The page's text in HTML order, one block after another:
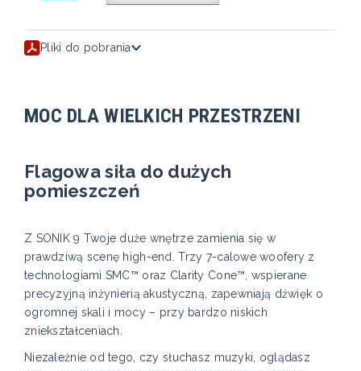
Pliki do pobrania
MOC DLA WIELKICH PRZESTRZENI
Flagowa siła do dużych
pomieszczeń
Z SONIK 9 Twoje duże wnętrze zamienia się w
prawdziwą scenę high-end. Trzy 7-calowe woofery z
technologiami SMC™ oraz Clarity Cone™, wspierane
precyzyjną inżynierią akustyczną, zapewniają dźwięk o
ogromnej skali i mocy – przy bardzo niskich
zniekształceniach.
Niezależnie od tego, czy słuchasz muzyki, oglądasz